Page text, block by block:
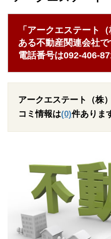
「アークエステート
ある不動産関連会社で
電話番号は092-406-
アークエステート（株
コミ情報は(0)件ありま